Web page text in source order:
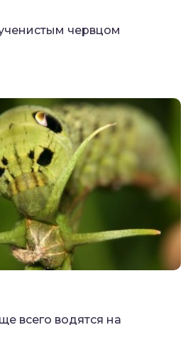
червцом
всего водятся на